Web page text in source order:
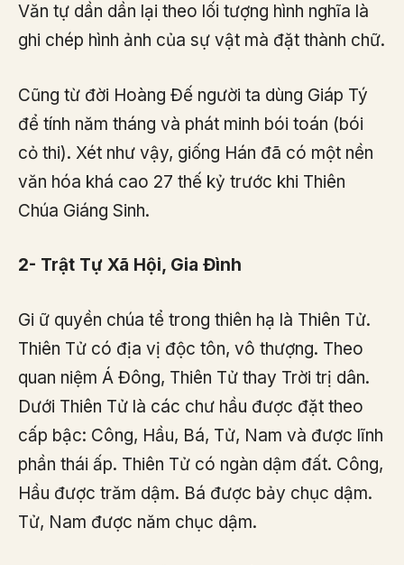
Văn tự dần dần lại theo lối tượng hình nghĩa là
ghi chép hình ảnh của sự vật mà đặt thành chữ.
Cũng từ đời Hoàng Đế người ta dùng Giáp Tý
để tính năm tháng và phát minh bói toán (bói
cỏ thi). Xét như vậy, giống Hán đã có một nền
văn hóa khá cao 27 thế kỷ trước khi Thiên
Chúa Giáng Sinh.
2- Trật Tự Xã Hội, Gia Đình
Gi ữ quyền chúa tể trong thiên hạ là Thiên Tử.
Thiên Tử có địa vị độc tôn, vô thượng. Theo
quan niệm Á Đông, Thiên Tử thay Trời trị dân.
Dưới Thiên Tử là các chư hầu được đặt theo
cấp bậc: Công, Hầu, Bá, Tử, Nam và được lĩnh
phần thái ấp. Thiên Tử có ngàn dậm đất. Công,
Hầu được trăm dậm. Bá được bảy chục dậm.
Tử, Nam được năm chục dậm.